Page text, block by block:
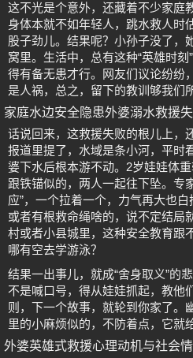
这不光是个意外，还藏着不少家庭
身体本就不如年轻人，跳水救人时
股子劲儿。结果呢？小孙子没了，
窝里。生活中，总有这种“英雄时刻
得有备无患才行。网友们议论纷纷
是人祸，总之，留下的教训够我们
家庭水边安全隐患外婆溺水救援
话说回来，这救援失败的根儿上，
报道里提了，水域是条小河，平时
婆下水后根本游不动。2岁娃娃体
跟铁锚似的，两人一起往下坠。专
应”，一个拉着一个，力气再大也白
或者有根救命绳啥的，说不定结局
村或者小县城里，这种安全教育跟
哪有空去学游泳？
结果一出事儿，就成“舍身取义”的
不是喊口号，得从娃娃抓起，教他
则，下一个故事，就轮到你家了。
里的小麻烦似的，不防着点，它就
外婆英雄式救援心理动机与社会